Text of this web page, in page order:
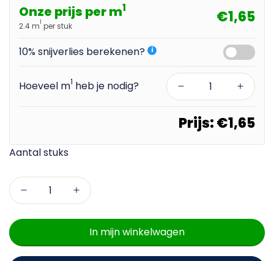
Onze prijs per m1
2.4 m1 per stuk €1,65
10% snijverlies berekenen? i
Hoeveel m1 heb je nodig?
Prijs:€1,65
In mijn winkelwagen